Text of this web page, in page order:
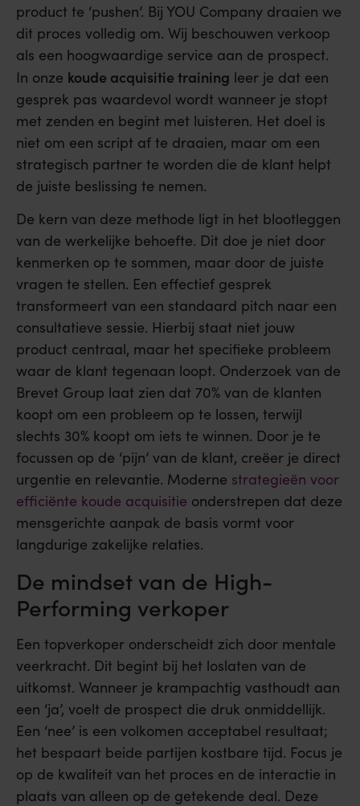
product te ‘pushen’. Bij YOU Company draaien we
dit proces volledig om. Wij beschouwen verkoop
als een hoogwaardige service aan de prospect.
In onze koude acquisitie training leer je dat een
gesprek pas waardevol wordt wanneer je stopt
met zenden en begint met luisteren. Het doel is
niet om een script af te draaien, maar om een
strategisch partner te worden die de klant helpt
de juiste beslissing te nemen.
De kern van deze methode ligt in het blootleggen
van de werkelijke behoefte. Dit doe je niet door
kenmerken op te sommen, maar door de juiste
vragen te stellen. Een effectief gesprek
transformeert van een standaard pitch naar een
consultatieve sessie. Hierbij staat niet jouw
product centraal, maar het specifieke probleem
waar de klant tegenaan loopt. Onderzoek van de
Brevet Group laat zien dat 70% van de klanten
koopt om een probleem op te lossen, terwijl
slechts 30% koopt om iets te winnen. Door je te
focussen op de ‘pijn’ van de klant, creëer je direct
urgentie en relevantie. Moderne strategieën voor
efficiënte koude acquisitie onderstrepen dat deze
mensgerichte aanpak de basis vormt voor
langdurige zakelijke relaties.
De mindset van de High-
Performing verkoper
Een topverkoper onderscheidt zich door mentale
veerkracht. Dit begint bij het loslaten van de
uitkomst. Wanneer je krampachtig vasthoudt aan
een ‘ja’, voelt de prospect die druk onmiddellijk.
Een ‘nee’ is een volkomen acceptabel resultaat;
het bespaart beide partijen kostbare tijd. Focus je
op de kwaliteit van het proces en de interactie in
plaats van alleen op de getekende deal. Deze